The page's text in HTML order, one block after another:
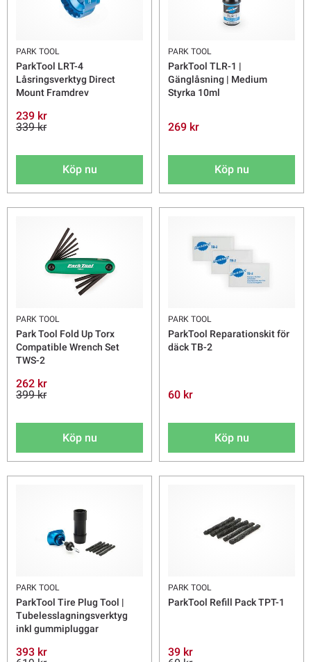
PARK TOOL
ParkTool LRT-4
Låsringsverktyg Direct
Mount Framdrev
239 kr
339 kr
Köp nu
PARK TOOL
ParkTool TLR-1 |
Gänglåsning | Medium
Styrka 10ml
269 kr
Köp nu
PARK TOOL
Park Tool Fold Up Torx
Compatible Wrench Set
TWS-2
262 kr
399 kr
Köp nu
PARK TOOL
ParkTool Reparationskit för
däck TB-2
60 kr
Köp nu
PARK TOOL
ParkTool Tire Plug Tool |
Tubelesslagningsverktyg
inkl gummipluggar
393 kr
PARK TOOL
ParkTool Refill Pack TPT-1
39 kr